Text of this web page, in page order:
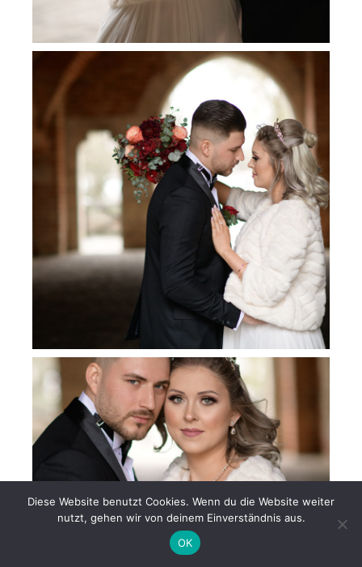
Diese Website benutzt Cookies. Wenn du die Website weiter
nutzt, gehen wir von deinem Einverständnis aus.
OK